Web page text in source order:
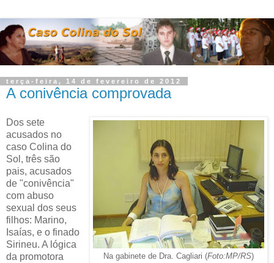
terça-feira, 14 de fevereiro de 2012
A conivência comprovada
Na gabinete de Dra. Cagliari (Foto:MP/RS)
Dos sete
acusados no
caso Colina do
Sol, três são
pais, acusados
de "conivência"
com abuso
sexual dos seus
filhos: Marino,
Isaías, e o finado
Sirineu. A lógica
da promotora